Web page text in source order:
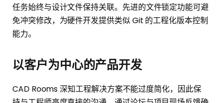
任务始终与设计文件保持关联。先进的文件锁定功能可避
免冲突修改，为硬件开发提供类似 Git 的工程化版本控制
能力。
以客户为中心的产品开发
CAD Rooms 深知工程解决方案不能过度简化，因此保